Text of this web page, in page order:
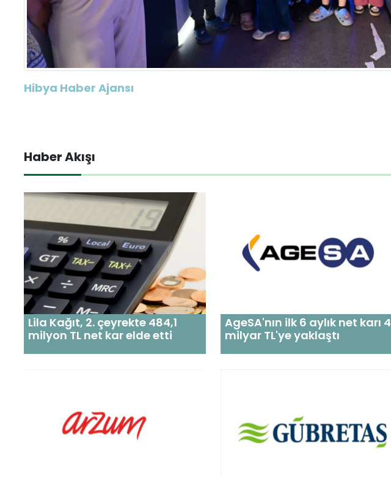
Hibya Haber Ajansı
Haber Akışı
Lila Kağıt, 2. çeyrekte 484,1
milyon TL net kar elde etti
AgeSA'nın ilk 6 aylık net karı 4
milyar TL'ye yaklaştı